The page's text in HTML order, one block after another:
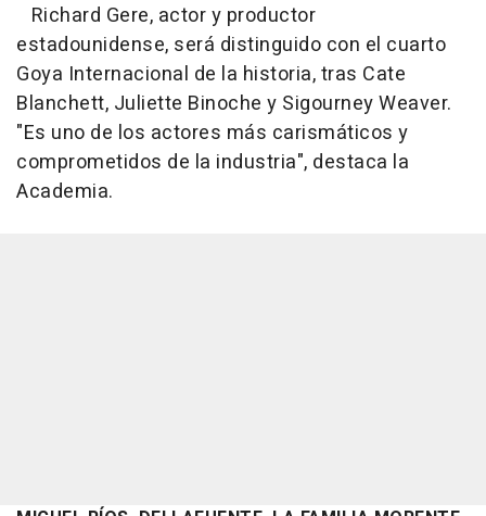
Richard Gere, actor y productor
estadounidense, será distinguido con el cuarto
Goya Internacional de la historia, tras Cate
Blanchett, Juliette Binoche y Sigourney Weaver.
"Es uno de los actores más carismáticos y
comprometidos de la industria", destaca la
Academia.